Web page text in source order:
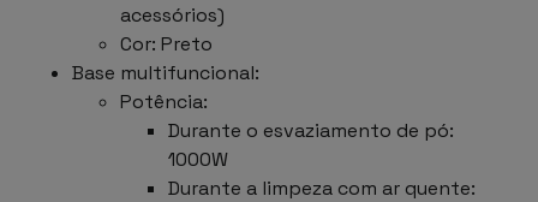
acessórios)
Cor: Preto
Base multifuncional:
Potência:
Durante o esvaziamento de pó:
1000W
Durante a limpeza com ar quente: